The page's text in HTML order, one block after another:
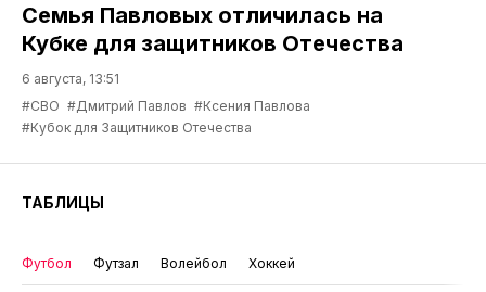
Семья Павловых отличилась на
Кубке для защитников Отечества
6 августа, 13:51
#СВО #Дмитрий Павлов #Ксения Павлова
#Кубок для Защитников Отечества
ТАБЛИЦЫ
Футбол Футзал Волейбол Хоккей